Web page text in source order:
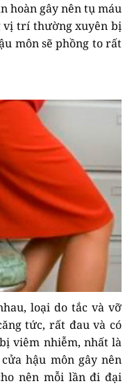
hoàn gây nên tụ máu
vị trí thường xuyên bị
môn sẽ phồng to rất
loại do tắc và vỡ
tức, rất đau và có
viêm nhiễm, nhất là
hậu môn gây nên
nên mỗi lần đi đại